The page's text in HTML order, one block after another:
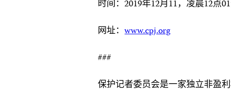
时间：2019年12月11，凌晨12点
网址：www.cpj.org
###
保护记者委员会是一家独立非盈